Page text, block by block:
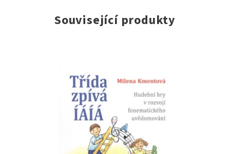
Související produkty